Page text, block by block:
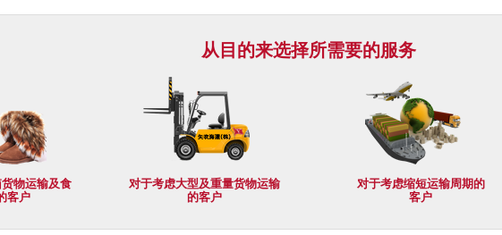
从目的来选择所需要的服务
物运输及食
客户
对于考虑大型及重量货物运输
的客户
对于考虑缩短运输周期的
客户